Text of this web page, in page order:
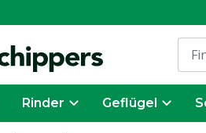
Rinder Geflügel